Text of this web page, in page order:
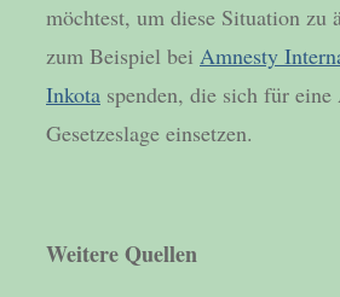
möchtest, um diese Situation zu
zum Beispiel bei Amnesty
Inkota spenden, die sich für
Gesetzeslage einsetzen.
Weitere Quellen